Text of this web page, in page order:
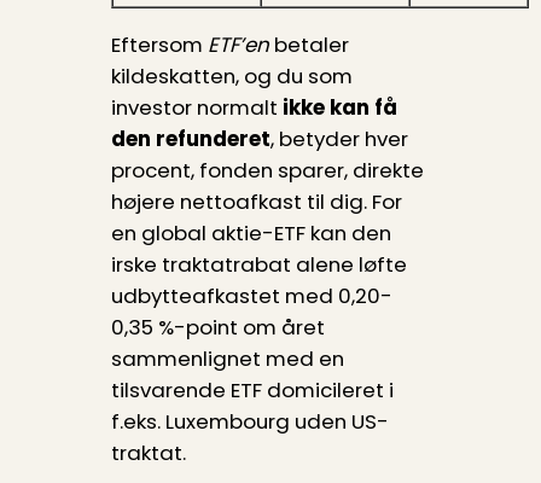
Eftersom ETF’enbetaler
kildeskatten, og du som
investor normalt ikke kan få
den refunderet, betyder hver
procent, fonden sparer, direkte
højere nettoafkast til dig. For
en global aktie-ETF kan den
irske traktatrabat alene løfte
udbytteafkastet med 0,20-
0,35 %-point om året
sammenlignet med en
tilsvarende ETF domicileret i
f.eks. Luxembourg uden US-
traktat.